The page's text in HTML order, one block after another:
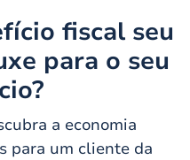
fiscal seu
para o seu
a economia
para um cliente da